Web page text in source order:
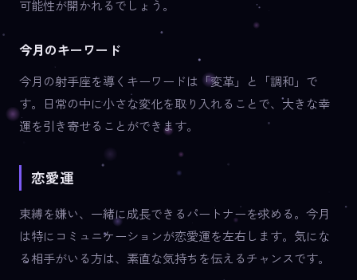
可能性が開かれるでしょう。
今月のキーワード
今月の射手座を導くキーワードは「変革」と「調和」で
す。日常の中に小さな変化を取り入れることで、大きな幸
運を引き寄せることができます。
恋愛運
束縛を嫌い、一緒に成長できるパートナーを求める。今月
は特にコミュニケーションが恋愛運を左右します。気にな
る相手がいる方は、素直な気持ちを伝えるチャンスです。